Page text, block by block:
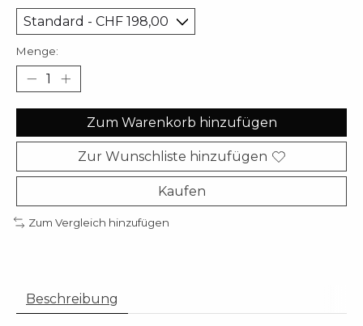
Menge:
Zum Warenkorb hinzufügen
Zur Wunschliste hinzufügen
Kaufen
Zum Vergleich hinzufügen
Beschreibung